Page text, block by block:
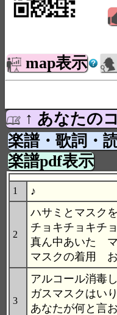
map表示
↑ あなたの
楽譜・歌詞・
楽譜pdf表示
1 ♪
2
ハサミとマスク
チョキチョキチ
真ん中あいた
マスクの着用
3
アルコール消毒
ガスマスクはい
あなたが何と言